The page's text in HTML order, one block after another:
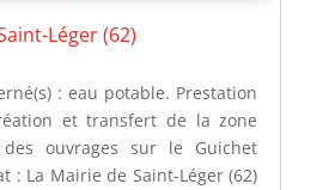
Léger (62)
: eau potable. Prestation
et transfert de la zone
des ouvrages sur le Guichet
: La Mairie de Saint-Léger (62)